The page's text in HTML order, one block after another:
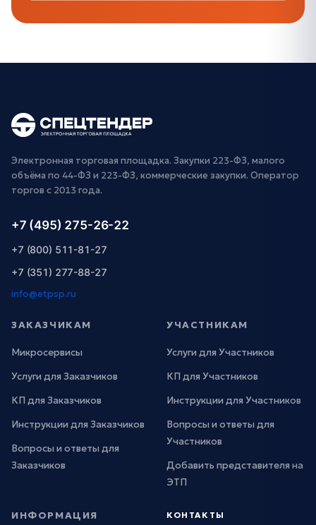
Электронная торговая площадка. Закупки 223-ФЗ, малого
объёма по 44-ФЗ и 223-ФЗ, коммерческие закупки. Оператор
торгов с 2013 года.
+7 (495) 275-26-22
+7 (800) 511-81-27
+7 (351) 277-88-27
info@etpsp.ru
ЗАКАЗЧИКАМ
Микросервисы
Услуги для Заказчиков
КП для Заказчиков
Инструкции для Заказчиков
Вопросы и ответы для
Заказчиков
УЧАСТНИКАМ
Услуги для Участников
КП для Участников
Инструкции для Участников
Вопросы и ответы для
Участников
Добавить представителя на
ЭТП
ИНФОРМАЦИЯ КОНТАКТЫ